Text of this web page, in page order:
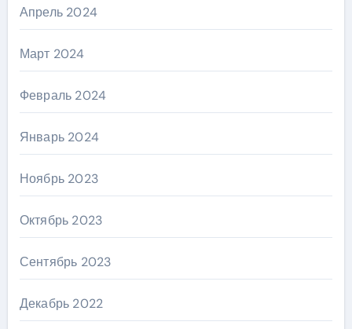
Апрель 2024
Март 2024
Февраль 2024
Январь 2024
Ноябрь 2023
Октябрь 2023
Сентябрь 2023
Декабрь 2022